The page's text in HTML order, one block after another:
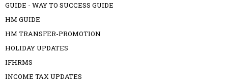
GUIDE - WAY TO SUCCESS GUIDE
HM GUIDE
HM TRANSFER-PROMOTION
HOLIDAY UPDATES
IFHRMS
INCOME TAX UPDATES